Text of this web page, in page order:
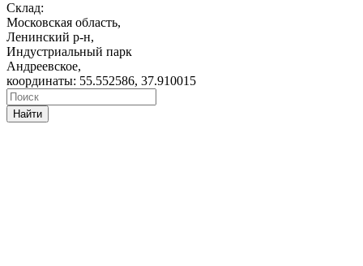
Склад:
Московская область,
Ленинский р-н,
Индустриальный парк
Андреевское,
координаты: 55.552586, 37.910015
Найти